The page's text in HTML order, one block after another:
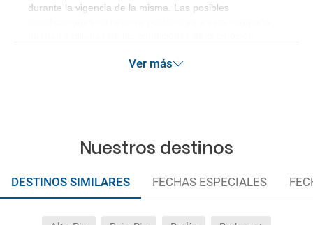
durante la vigencia de la misma. Las posibles
Ver más
Nuestros destinos
DESTINOS SIMILARES FECHAS ESPECIALES